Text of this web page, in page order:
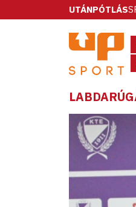
UTÁNPÓTLÁS